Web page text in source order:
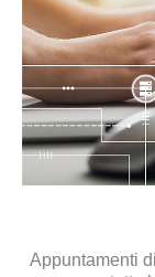
Appuntamenti